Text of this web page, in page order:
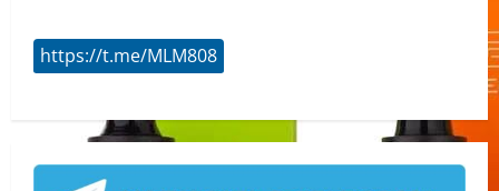
https://t.me/MLM808